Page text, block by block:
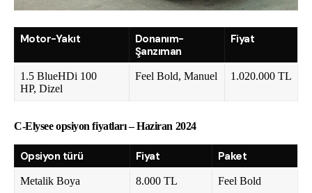
Motor-Yakıt
Donanım-
Şanzıman
Fiyat
1.5 BlueHDi 100
HP, Dizel
Feel Bold, Manuel 1.020.000 TL
C-Elysee opsiyon fiyatları – Haziran 2024
Opsiyon türü Fiyat Paket
Metalik Boya 8.000 TL Feel Bold